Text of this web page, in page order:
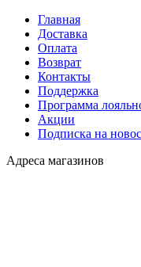
Главная
Доставка
Оплата
Возврат
Контакты
Поддержка
Программа
Акции
Подписка на
Адреса магазинов